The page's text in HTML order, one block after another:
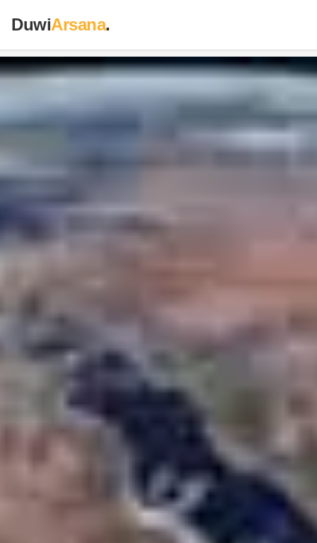
DuwiArsana.